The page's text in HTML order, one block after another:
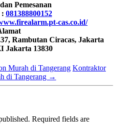
Pemesanan
: 081388800152
cas.co.id/
Rambutan Ciracas, Jakarta
Jakarta 13830
Murah di Tangerang Kontraktor
di Tangerang →
Required fields are